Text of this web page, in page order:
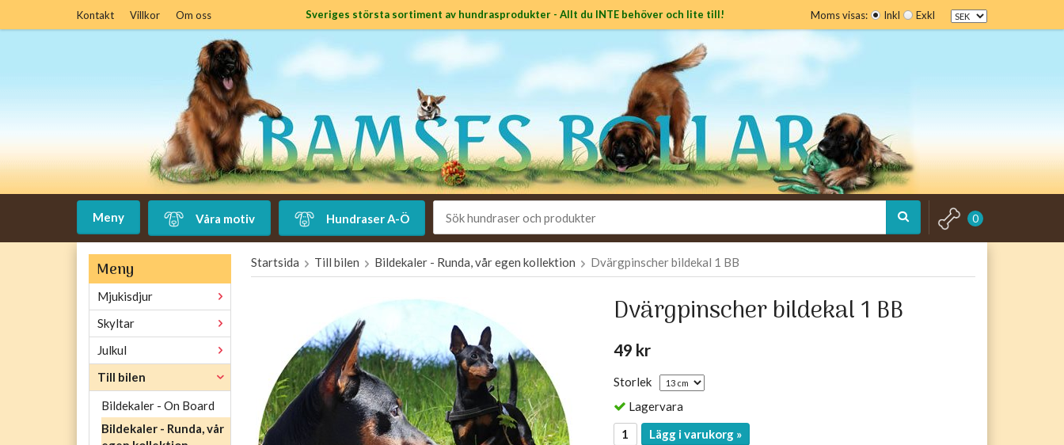
Kontakt Villkor Om oss Moms visas: Inkl Exkl
Sveriges största sortiment av hundrasprodukter - Allt du INTE behöver och lite till!
Meny Våra motiv Hundraser A-Ö 0
Meny
Mjukisdjur
Skyltar
Julkul
Till bilen
Bildekaler - On Board
Bildekaler - Runda, vår
Startsida Till bilen Bildekaler - Runda, vår egen kollektion Dvärgpinscher bildekal 1 BB
Dvärgpinscher bildekal 1 BB
49 kr
Storlek
Lagervara
Lägg i varukorg »